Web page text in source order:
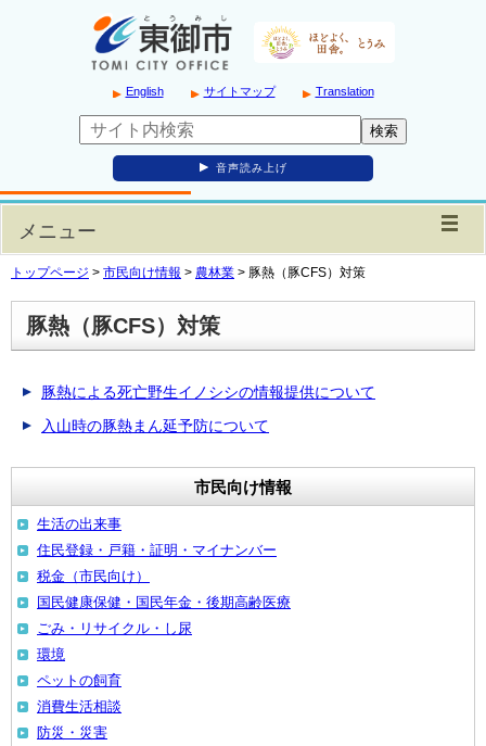
English サイトマップ Translation
音声読み上げ
メニュー
トップページ > 市民向け情報 > 農林業 > 豚熱（豚CFS）対策
豚熱（豚CFS）対策
豚熱による死亡野生イノシシの情報提供について
入山時の豚熱まん延予防について
市民向け情報
生活の出来事
住民登録・戸籍・証明・マイナンバー
税金（市民向け）
国民健康保健・国民年金・後期高齢医療
ごみ・リサイクル・し尿
環境
ペットの飼育
消費生活相談
防災・災害